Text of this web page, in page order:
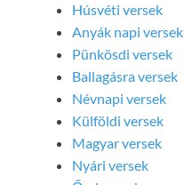
Húsvéti versek
Anyák napi versek
Pünkösdi versek
Ballagásra versek
Névnapi versek
Külföldi versek
Magyar versek
Nyári versek